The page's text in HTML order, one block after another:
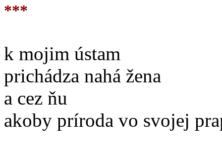
***
k mojim ústam
prichádza nahá žena
a cez ňu
akoby príroda vo svojej